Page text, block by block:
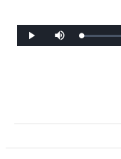
再
生
ミ
ュ
ロ
ー